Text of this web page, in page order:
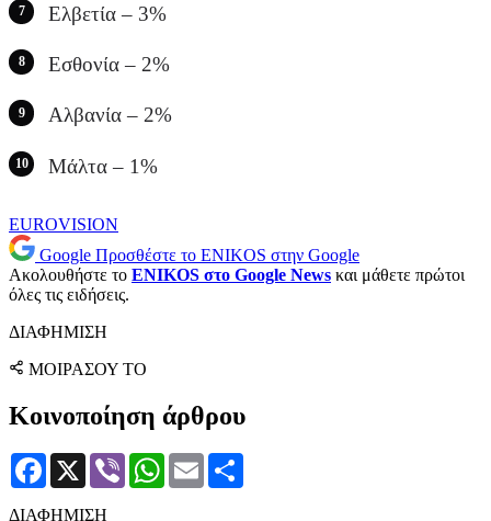
Ελβετία – 3%
Εσθονία – 2%
Αλβανία – 2%
Μάλτα – 1%
EUROVISION
Google Προσθέστε το ENIKOS στην Google
Ακολουθήστε το ENIKOS στο Google News και μάθετε πρώτοι
όλες τις ειδήσεις.
ΔΙΑΦΗΜΙΣΗ
ΜΟΙΡΑΣΟΥ ΤΟ
Κοινοποίηση άρθρου
Facebook
X Viber WhatsApp
Email
ΔΙΑΦΗΜΙΣΗ